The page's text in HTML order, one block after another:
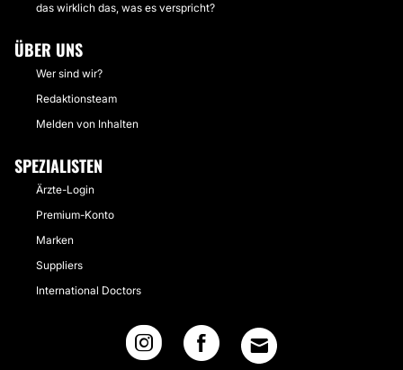
das wirklich das, was es verspricht?
ÜBER UNS
Wer sind wir?
Redaktionsteam
Melden von Inhalten
SPEZIALISTEN
Ärzte-Login
Premium-Konto
Marken
Suppliers
International Doctors